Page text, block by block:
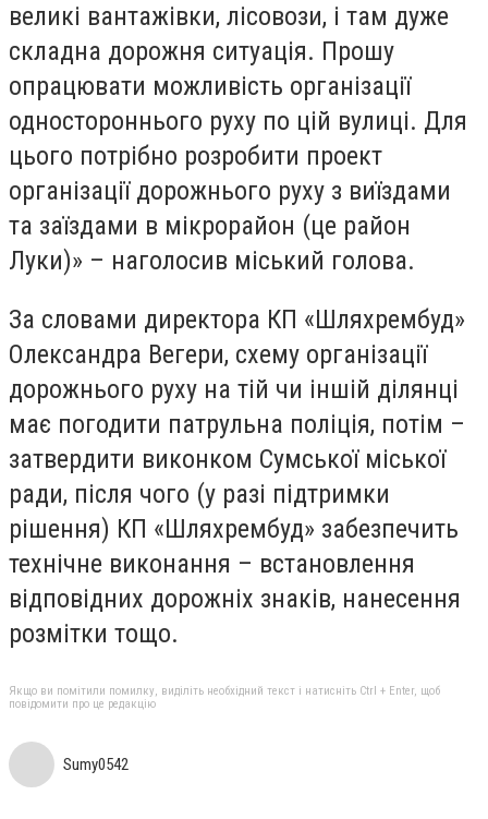
великі вантажівки, лісовози, і там дуже
складна дорожня ситуація. Прошу
опрацювати можливість організації
одностороннього руху по цій вулиці. Для
цього потрібно розробити проект
організації дорожнього руху з виїздами
та заїздами в мікрорайон (це район
Луки)» – наголосив міський голова.
За словами директора КП «Шляхрембуд»
Олександра Вегери, схему організації
дорожнього руху на тій чи іншій ділянці
має погодити патрульна поліція, потім –
затвердити виконком Сумської міської
ради, після чого (у разі підтримки
рішення) КП «Шляхрембуд» забезпечить
технічне виконання – встановлення
відповідних дорожніх знаків, нанесення
розмітки тощо.
Якщо ви помітили помилку, виділіть необхідний текст і натисніть Ctrl + Enter, щоб
повідомити про це редакцію
Sumy0542